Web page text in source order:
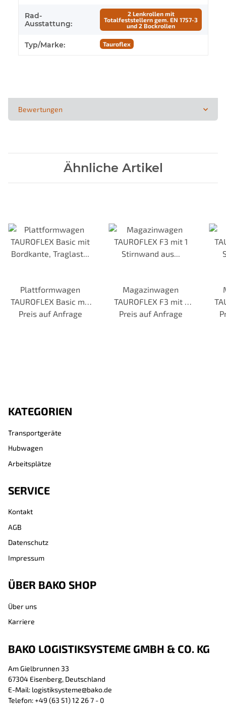
Rad-
Ausstattung:
2 Lenkrollen mit
Totalfeststellern gem. EN 1757-3
und 2 Bockrollen
Typ/Marke: Tauroflex
Bewertungen
Ähnliche Artikel
Plattformwagen
TAUROFLEX Basic mit
Bordkante, Traglast
Preis auf Anfrage
Magazinwagen
TAUROFLEX F3 mit 1
Stirnwand aus
Preis auf Anfrage
KATEGORIEN
Transportgeräte
Hubwagen
Arbeitsplätze
SERVICE
Kontakt
AGB
Datenschutz
Impressum
ÜBER BAKO SHOP
Über uns
Karriere
BAKO LOGISTIKSYSTEME GMBH & CO. KG
Am Gielbrunnen 33
67304 Eisenberg, Deutschland
E-Mail: logistiksysteme@bako.de
Telefon: +49 (63 51) 12 26 7 - 0